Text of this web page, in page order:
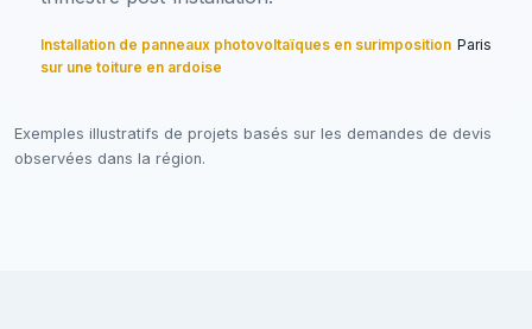
Installation de panneaux photovoltaïques en surimposition
sur une toiture en ardoise
Paris
Exemples illustratifs de projets basés sur les demandes de devis
observées dans la région.